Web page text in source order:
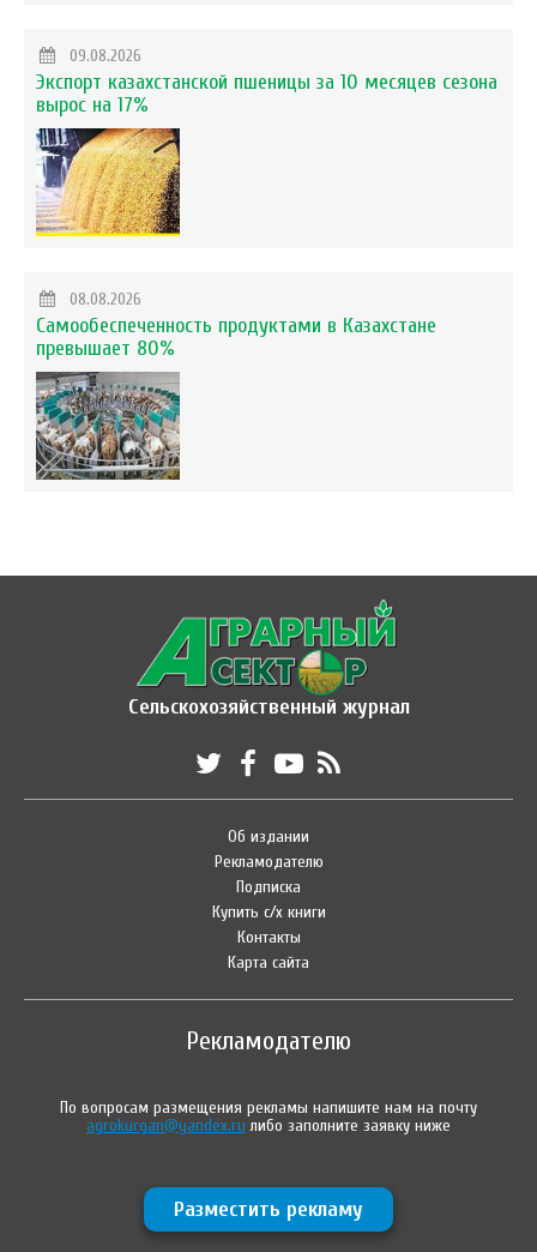
09.08.2026
Экспорт казахстанской пшеницы за 10 месяцев сезона
вырос на 17%
08.08.2026
Самообеспеченность продуктами в Казахстане
превышает 80%
Сельскохозяйственный журнал
Об издании
Рекламодателю
Подписка
Купить с/х книги
Контакты
Карта сайта
Рекламодателю
По вопросам размещения рекламы напишите нам на почту
agrokurgan@yandex.ru либо заполните заявку ниже
Разместить рекламу